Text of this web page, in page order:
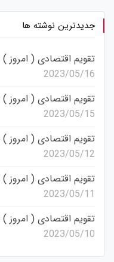
جدیدترین نوشته ها
تقویم اقتصادی ( امروز ) سه
2023/05/16
تقویم اقتصادی ( امروز )
2023/05/15
تقویم اقتصادی ( امروز ) جمعه۱۲
2023/05/12
تقویم اقتصادی ( امروز )
2023/05/11
تقویم اقتصادی ( امروز )
2023/05/10